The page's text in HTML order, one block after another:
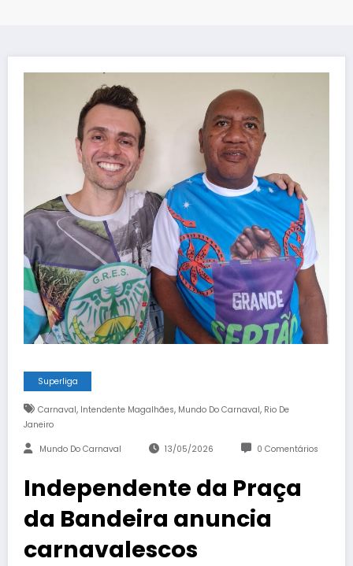
Superliga
Carnaval, Intendente Magalhães, Mundo Do Carnaval, Rio De
Janeiro
Mundo Do Carnaval 13/05/2026 0 Comentários
Independente da Praça
da Bandeira anuncia
carnavalescos